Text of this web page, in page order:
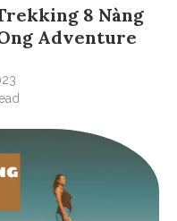
8 Nàng
Adventure